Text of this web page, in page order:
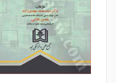
مشاهده و خرید